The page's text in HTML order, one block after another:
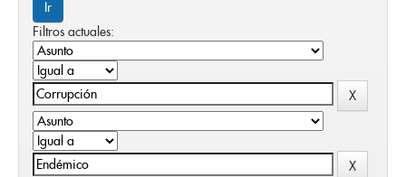
Filtros actuales: